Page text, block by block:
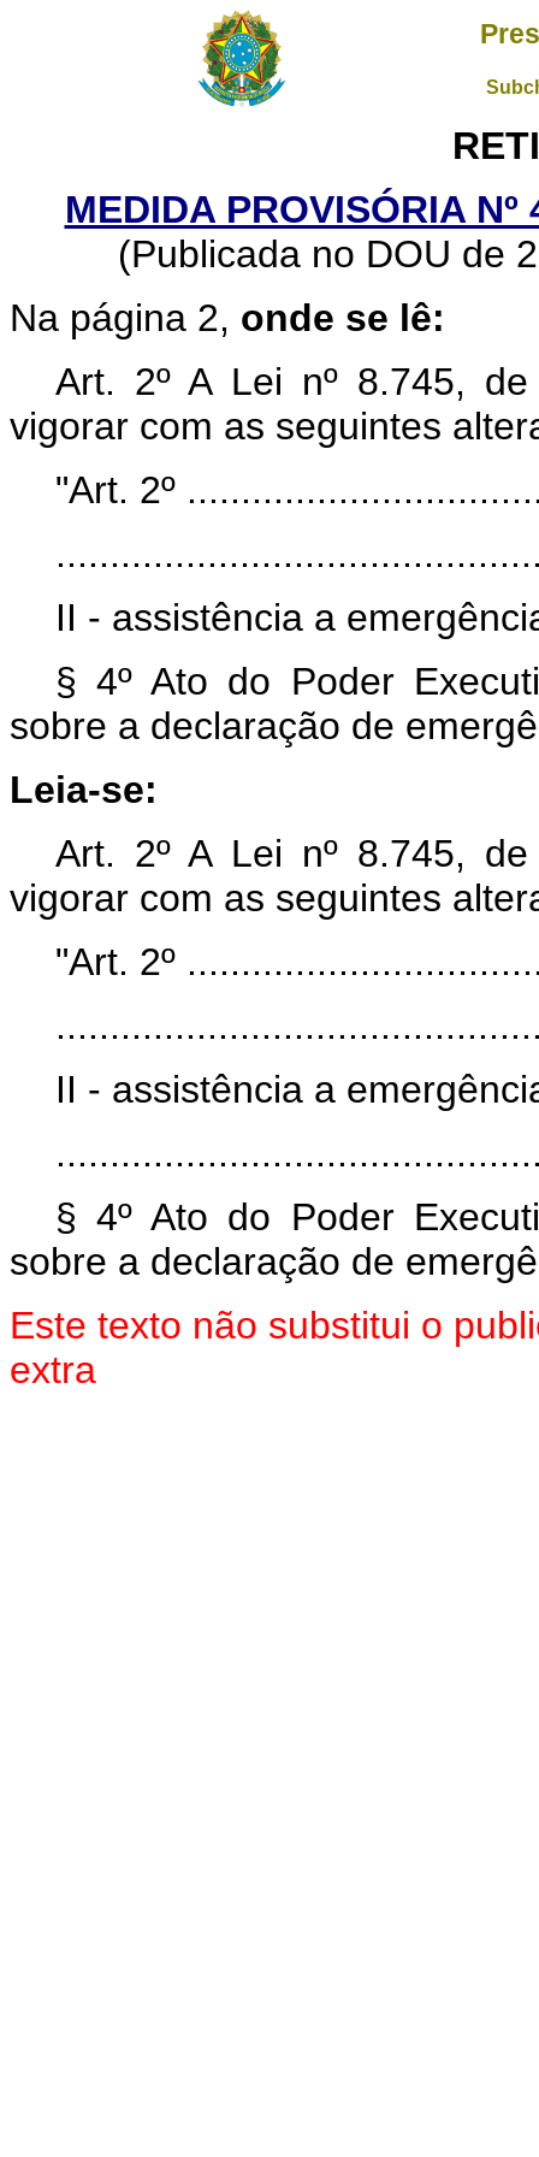
MEDIDA PROVISÓRIA
(Publicada no DOU de
Na página 2, onde se lê:
Art. 2º A Lei nº 8.745,
vigorar com as seguintes
"Art. 2º
II - assistência a
§ 4º Ato do Poder
sobre a declaração de
Leia-se:
Art. 2º A Lei nº 8.745,
vigorar com as seguintes
"Art. 2º
II - assistência a
§ 4º Ato do Poder
sobre a declaração de
Este texto não substitui o
extra